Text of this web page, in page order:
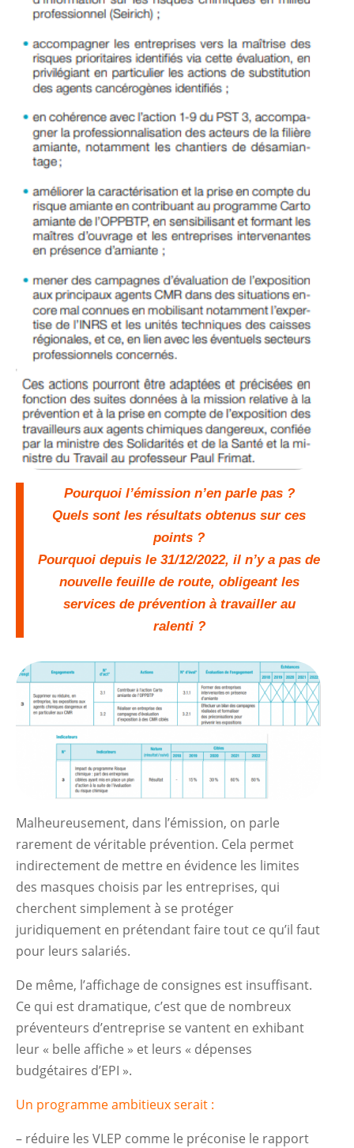
Pourquoi l’émission n’en parle pas ?
Quels sont les résultats obtenus sur ces
points ?
Pourquoi depuis le 31/12/2022, il n’y a pas de
nouvelle feuille de route, obligeant les
services de prévention à travailler au
ralenti ?
Malheureusement, dans l’émission, on parle
rarement de véritable prévention. Cela permet
indirectement de mettre en évidence les limites
des masques choisis par les entreprises, qui
cherchent simplement à se protéger
juridiquement en prétendant faire tout ce qu’il faut
pour leurs salariés.
De même, l’affichage de consignes est insuffisant.
Ce qui est dramatique, c’est que de nombreux
préventeurs d’entreprise se vantent en exhibant
leur « belle affiche » et leurs « dépenses
budgétaires d’EPI ».
Un programme ambitieux serait :
– réduire les VLEP comme le préconise le rapport